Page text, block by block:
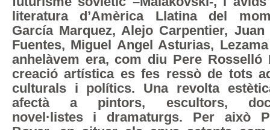
literatura d’Amèrica Llatina del
García Marquez, Alejo Carpentier,
Fuentes, Miguel Angel Asturias,
anhelàvem era, com diu Pere Rosselló
creació artística es fes ressò de tots
culturals i polítics. Una revolta
afectà a pintors, escultors,
novel·listes i dramaturgs. Per això